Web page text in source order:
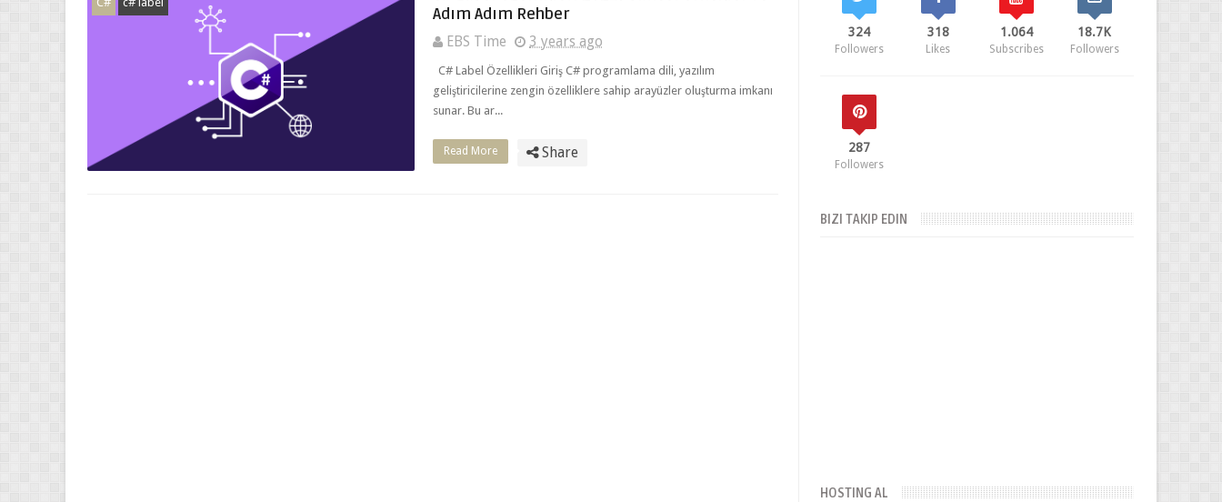
Adım Adım Rehber
EBS Time 3 years ago
C# Label Özellikleri Giriş C# programlama dili, yazılım
geliştiricilerine zengin özelliklere sahip arayüzler oluşturma imkanı
sunar. Bu ar...
Read More Share
324
Followers
318
Likes
1.064
Subscribes
18.7K
Followers
287
Followers
BIZI TAKIP EDIN
HOSTING AL